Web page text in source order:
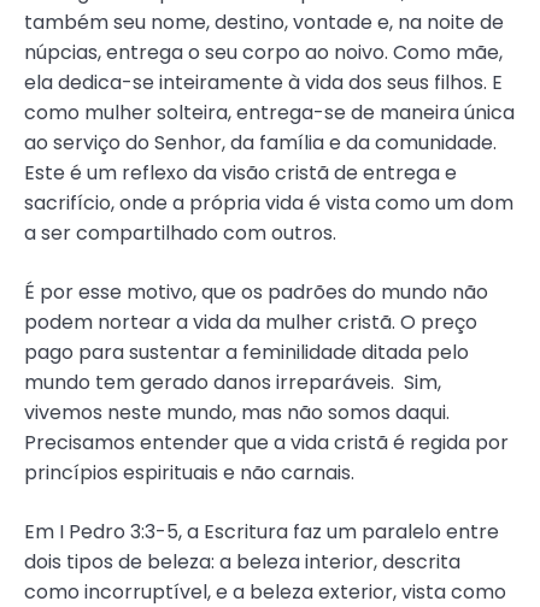
também seu nome, destino, vontade e, na noite de
núpcias, entrega o seu corpo ao noivo. Como mãe,
ela dedica-se inteiramente à vida dos seus filhos. E
como mulher solteira, entrega-se de maneira única
ao serviço do Senhor, da família e da comunidade.
Este é um reflexo da visão cristã de entrega e
sacrifício, onde a própria vida é vista como um dom
a ser compartilhado com outros.
É por esse motivo, que os padrões do mundo não
podem nortear a vida da mulher cristã. O preço
pago para sustentar a feminilidade ditada pelo
mundo tem gerado danos irreparáveis. Sim,
vivemos neste mundo, mas não somos daqui.
Precisamos entender que a vida cristã é regida por
princípios espirituais e não carnais.
Em I Pedro 3:3-5, a Escritura faz um paralelo entre
dois tipos de beleza: a beleza interior, descrita
como incorruptível, e a beleza exterior, vista como